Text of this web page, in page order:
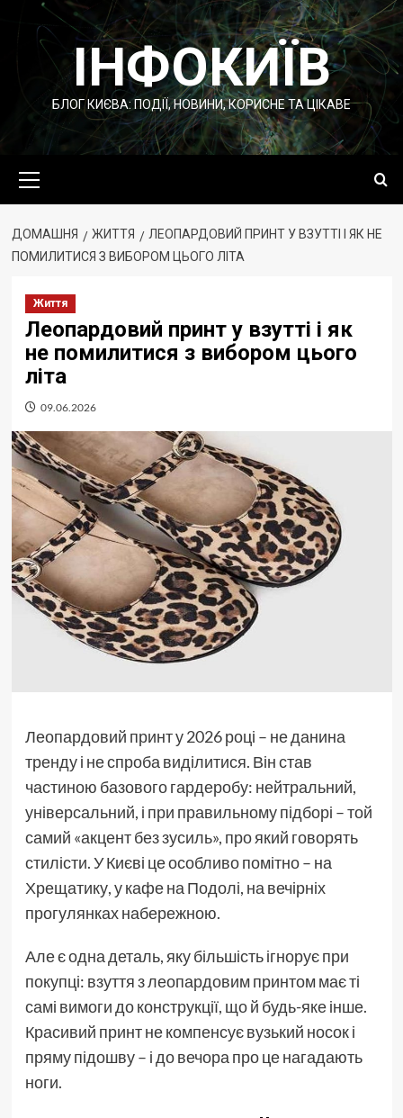
Перейти
ІНФОКИЇВ
БЛОГ КИЄВА: ПОДІЇ, НОВИНИ, КОРИСНЕ ТА ЦІКАВЕ
меню
ДОМАШНЯ ЖИТТЯ
ЛЕОПАРДОВИЙ ПРИНТ У ВЗУТТІ І ЯК НЕ
ПОМИЛИТИСЯ З ВИБОРОМ ЦЬОГО ЛІТА
Життя
Леопардовий принт у взутті і як
не помилитися з вибором цього
літа
09.06.2026
Леопардовий принт у 2026 році – не данина
тренду і не спроба виділитися. Він став
частиною базового гардеробу: нейтральний,
універсальний, і при правильному підборі – той
самий «акцент без зусиль», про який говорять
стилісти. У Києві це особливо помітно – на
Хрещатику, у кафе на Подолі, на вечірніх
прогулянках набережною.
Але є одна деталь, яку більшість ігнорує при
покупці: взуття з леопардовим принтом має ті
самі вимоги до конструкції, що й будь-яке інше.
Красивий принт не компенсує вузький носок і
пряму підошву – і до вечора про це нагадають
ноги.